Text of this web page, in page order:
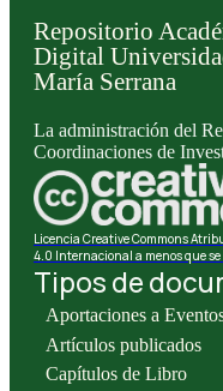
Repositorio
Digital
María Serrana
La administración del
Coordinaciones de
Licencia Creative Commons
4.0 Internacional a menos que
Tipos de
Aportaciones a
Artículos publicados
Capítulos de Libro